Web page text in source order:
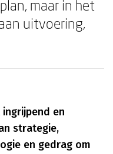
maar in het
uitvoering,
en
strategie,
en gedrag om